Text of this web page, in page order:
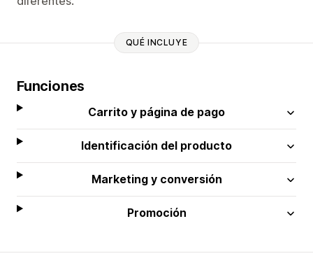
QUÉ INCLUYE
Funciones
Carrito y página de pago
Identificación del producto
Marketing y conversión
Promoción